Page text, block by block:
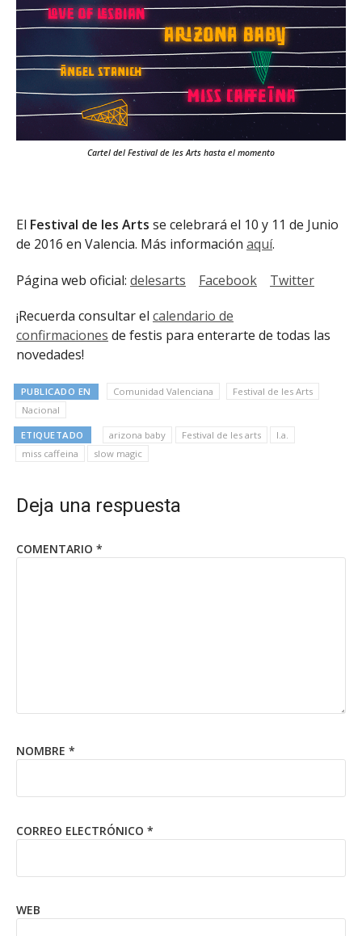
Cartel del Festival de les Arts hasta el momento
El Festival de les Arts se celebrará el 10 y 11 de Junio
de 2016 en Valencia. Más información aquí.
Página web oficial: delesarts Facebook Twitter
¡Recuerda consultar el calendario de
confirmaciones de festis para enterarte de todas las
novedades!
PUBLICADO EN Comunidad Valenciana
Festival de les Arts
Nacional
ETIQUETADO arizona baby Festival de les arts
l.a.
miss caffeina
slow magic
Deja una respuesta
COMENTARIO *
NOMBRE *
CORREO ELECTRÓNICO *
WEB